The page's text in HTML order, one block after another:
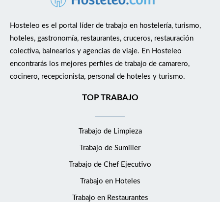
Hosteleo es el portal líder de trabajo en hostelería, turismo,
hoteles, gastronomía, restaurantes, cruceros, restauración
colectiva, balnearios y agencias de viaje. En Hosteleo
encontrarás los mejores perfiles de trabajo de camarero,
cocinero, recepcionista, personal de hoteles y turismo.
TOP TRABAJO
Trabajo de Limpieza
Trabajo de Sumiller
Trabajo de Chef Ejecutivo
Trabajo en Hoteles
Trabajo en Restaurantes